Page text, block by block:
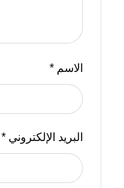
الاسم*
البريد الإلكتروني*